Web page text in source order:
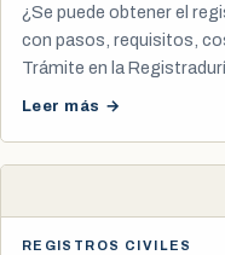
¿Se puede obtener el
con pasos, requisitos,
Trámite en la
Leer más →
REGISTROS CIVILES